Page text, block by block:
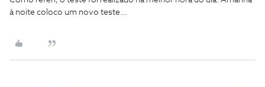
à noite coloco um novo teste...